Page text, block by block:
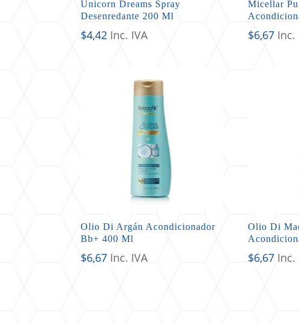
Unicorn Dreams Spray
Desenredante 200 Ml
$4,42 Inc. IVA
Micellar
$6,67 Inc.
Olio Di Argán Acondicionador
Bb+ 400 Ml
$6,67 Inc. IVA
Olio Di
$6,67 Inc.